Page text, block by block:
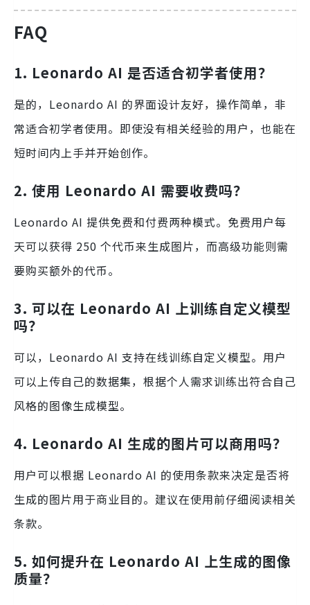
FAQ
1. Leonardo AI 是否适合初学者使用？
是的，Leonardo AI 的界面设计友好，操作简单，非
常适合初学者使用。即使没有相关经验的用户，也能在
短时间内上手并开始创作。
2. 使用 Leonardo AI 需要收费吗？
Leonardo AI 提供免费和付费两种模式。免费用户每
天可以获得 250 个代币来生成图片，而高级功能则需
要购买额外的代币。
3. 可以在 Leonardo AI 上训练自定义模型
吗？
可以，Leonardo AI 支持在线训练自定义模型。用户
可以上传自己的数据集，根据个人需求训练出符合自己
风格的图像生成模型。
4. Leonardo AI 生成的图片可以商用吗？
用户可以根据 Leonardo AI 的使用条款来决定是否将
生成的图片用于商业目的。建议在使用前仔细阅读相关
条款。
5. 如何提升在 Leonardo AI 上生成的图像
质量？